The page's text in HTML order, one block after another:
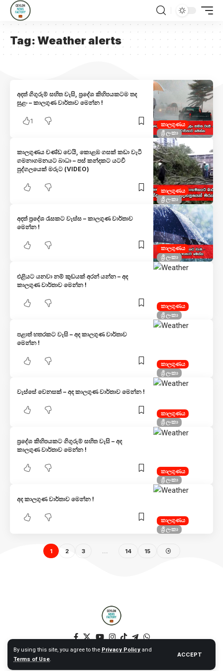
By using this site, you agree to the Privacy Policy and
Terms of Use.
ACCEPT
Tag:Weather alerts
කාලගුණය
ශ්‍රී ලංකා
අදත් ගිගුරුම් සහිත වැසි, ප්‍රදේශ කිහිපයකටම තද
සුළං – කාලගුණ වාර්තාව මෙන්න !
1
කාලගුණය
ශ්‍රී ලංකා
කාලගුණය චණ්ඩ වෙයි, කොළඹ ගසක් කඩා වැටී
ගමනාගමනයට බාධා – පස් කන්දකට යටවී
පුද්ගලයෙක් මරුට (VIDEO)
කාලගුණය
ශ්‍රී ලංකා
අදත් ප්‍රදේශ රැසකට වැස්ස – කාලගුණ වාර්තාව
මෙන්න !
කාලගුණය
ශ්‍රී ලංකා
එළියට යනවා නම් කුඩයක් අරන් යන්න – අද
කාලගුණ වාර්තාව මෙන්න !
කාලගුණය
ශ්‍රී ලංකා
පළාත් හතරකට වැසි – අද කාලගුණ වාර්තාව
මෙන්න !
කාලගුණය
ශ්‍රී ලංකා
වැස්සේ වෙනසක් – අද කාලගුණ වාර්තාව මෙන්න !
කාලගුණය
ශ්‍රී ලංකා
ප්‍රදේශ කිහිපයකට ගිගුරුම් සහිත වැසි – අද
කාලගුණ වාර්තාව මෙන්න !
කාලගුණය
ශ්‍රී ලංකා
අද කාලගුණ වාර්තාව මෙන්න !
1 2 3 14 15
© 2025 Ceylon News Factory. All Rights Reserved. – Web by NT –